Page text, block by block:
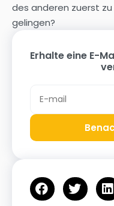
des anderen zuerst
gelingen?
Erhalte eine E-